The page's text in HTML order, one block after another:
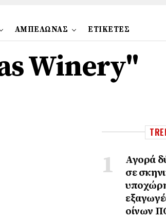
ΑΜΠΕΛΩΝΑΣ ΕΤΙΚΕΤΕΣ
Winery"
Αγορά
σε
οίνων